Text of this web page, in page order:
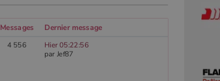
Messages Dernier message
4 556 Hier 05:22:56
par Jef87
5 mois 4
Ce cookie est utilisé pour stocker le consentement de
interaction avec le site. Il enregistre les données sur le
consentement du visiteur concernant diverses politiques
et paramètres de confidentialité, en veillant à ce que